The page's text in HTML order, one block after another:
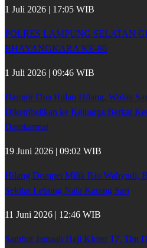
1 Juli 2026 | 17:05 WIB
POLRES LAMPUNG SELATAN
BHAYANGKARA KE-80
1 Juli 2026 | 09:46 WIB
Hampir Dua Bulan Hilang, Wulan
Dikembalikan ke Keluarga Berkat
Damkarmat
19 Juni 2026 | 09:02 WIB
Hilang Dompet Milik Rio Wahyudi,
Sekitar Lebung Nala Karang Sari
11 Juni 2026 | 12:46 WIB
Sambut Jamaah Haji Kloter 17, Tim